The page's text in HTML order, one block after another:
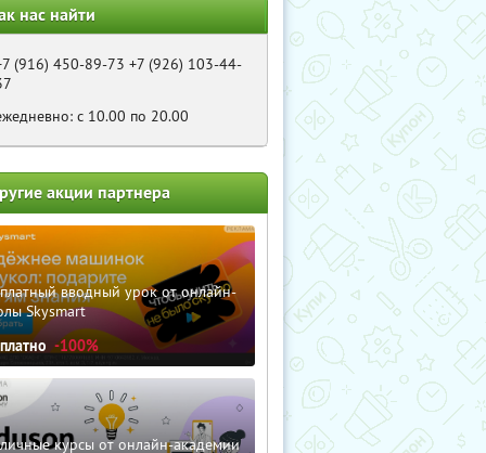
нас найти
(916) 450-89-73 +7 (926) 103-44-
с 10.00 по 20.00
акции партнера
вводный урок от онлайн-
Skysmart
-100%
курсы от онлайн-академии